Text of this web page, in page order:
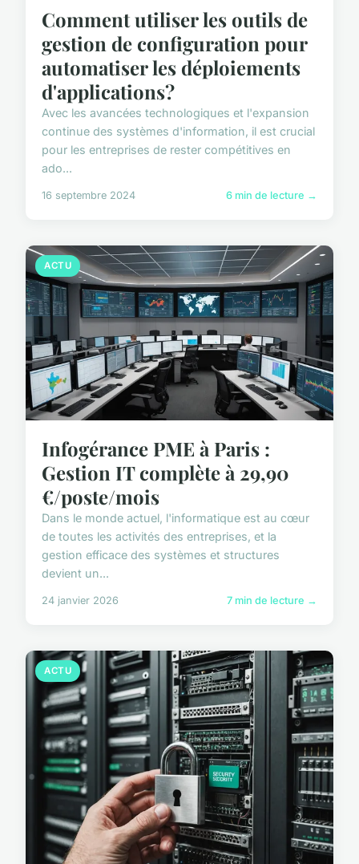
Comment utiliser les outils de
gestion de configuration pour
automatiser les déploiements
d'applications?
Avec les avancées technologiques et l'expansion
continue des systèmes d'information, il est crucial
pour les entreprises de rester compétitives en
ado...
16 septembre 2024 6 min de lecture →
ACTU
Infogérance PME à Paris :
Gestion IT complète à 29,90
€/poste/mois
Dans le monde actuel, l'informatique est au cœur
de toutes les activités des entreprises, et la
gestion efficace des systèmes et structures
devient un...
24 janvier 2026 7 min de lecture →
ACTU